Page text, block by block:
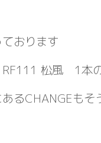
ております
松風 1本
るCHANGEも